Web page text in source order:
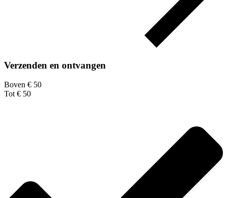
Verzenden en ontvangen
Boven € 50
Tot € 50